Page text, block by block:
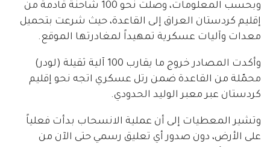
وبحسب المعلومات، وصلت نحو 100 شاحنة قادمة من
إقليم كردستان العراق إلى القاعدة، حيث شرعت بتحميل
معدات وآليات عسكرية تمهيداً لمغادرتها الموقع.
وأكدت المصادر خروج ما يقارب 100 آلية ثقيلة (لودر)
محمّلة من القاعدة ضمن رتل عسكري اتجه نحو إقليم
كردستان عبر معبر الوليد الحدودي.
وتشير المعطيات إلى أن عملية الانسحاب بدأت فعلياً
على الأرض، دون صدور أي تعليق رسمي حتى الآن من